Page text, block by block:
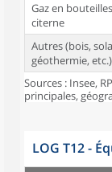
Gaz en
citerne
Autres (bois,
géothermie, etc.)
Sources : Insee,
principales,
LOG T12 -